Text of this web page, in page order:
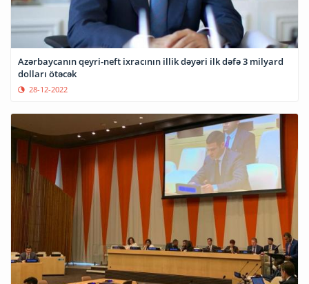
Azərbaycanın qeyri-neft ixracının illik dəyəri ilk dəfə 3 milyard
dolları ötəcək
28-12-2022